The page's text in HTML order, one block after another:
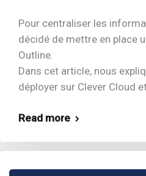
Pour centraliser les
décidé de mettre en place
Outline.
Dans cet article, nous
déployer sur Clever Cloud
Read more